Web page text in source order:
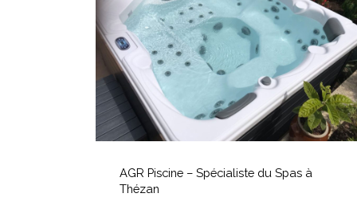
Spécialiste
du
Spas
Thézan
PiscineAGR Piscine – Spécialiste du Spas à
Thézan